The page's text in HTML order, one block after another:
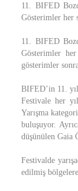
11. BIFED
Gösterimler her
11. BIFED
Gösterimler
gösterimler
BIFED’in 11.
Festivale her
Yarışma
buluşuyor.
düşünülen Gaia
Festivalde
edilmiş